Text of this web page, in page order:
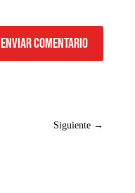
Enviar comentario
Siguiente →